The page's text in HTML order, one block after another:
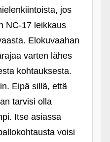
jos
NC-17 leikkaus
Elokuvaahan
varten lähes
kohtauksesta.
. Eipä sillä, että
tarvisi olla
Itse asiassa
voisi